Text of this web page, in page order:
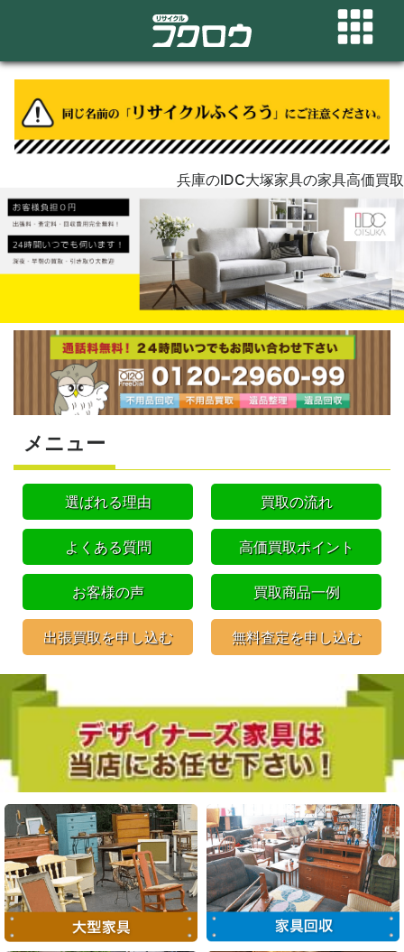
兵庫のIDC大塚家具の家具高価買取
メニュー
選ばれる理由 買取の流れ
よくある質問 高価買取ポイント
お客様の声 買取商品一例
出張買取を申し込む 無料査定を申し込む